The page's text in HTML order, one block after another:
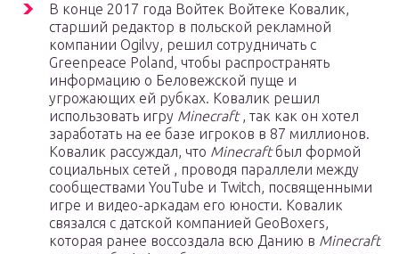
В конце 2017 года Войтек Войтеке Ковалик,
старший редактор в польской рекламной
компании Ogilvy, решил сотрудничать с
Greenpeace Poland, чтобы распространять
информацию о Беловежской пуще и
угрожающих ей рубках. Ковалик решил
использовать игру Minecraft, так как он хотел
заработать на ее базе игроков в 87 миллионов.
Ковалик рассуждал, что Minecraftбыл формой
социальных сетей , проводя параллели между
сообществами YouTube и Twitch, посвященными
игре и видео-аркадам его юности. Ковалик
связался с датской компанией GeoBoxers,
которая ранее воссоздала всю Данию в Minecraft